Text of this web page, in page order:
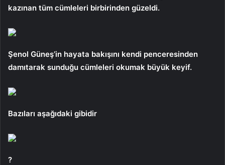
kazınan tüm cümleleri birbirinden güzeldi.
Şenol Güneş’in hayata bakışını kendi penceresinden
damıtarak sunduğu cümleleri okumak büyük keyif.
Bazıları aşağıdaki gibidir
?